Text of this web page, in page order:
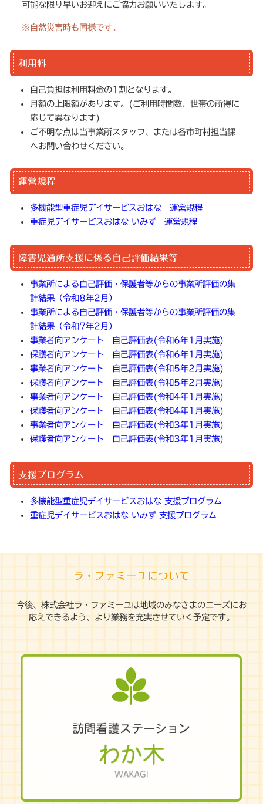
可能な限り早いお迎えにご協力お願いいたします。
※自然災害時も同様です。
利用料
自己負担は利用料金の1割となります。
月額の上限額があります。(ご利用時間数、世帯の所得に
応じて異なります)
ご不明な点は当事業所スタッフ、または各市町村担当課
へお問い合わせください。
運営規程
多機能型重症児デイサービスおはな 運営規程
重症児デイサービスおはな いみず 運営規程
障害児通所支援に係る自己評価結果等
事業所による自己評価・保護者等からの事業所評価の集
計結果（令和8年2月）
事業所による自己評価・保護者等からの事業所評価の集
計結果（令和7年2月）
事業者向アンケート 自己評価表(令和6年1月実施)
保護者向アンケート 自己評価表(令和6年1月実施)
事業者向アンケート 自己評価表(令和5年2月実施)
保護者向アンケート 自己評価表(令和5年2月実施)
事業者向アンケート 自己評価表(令和4年1月実施)
保護者向アンケート 自己評価表(令和4年1月実施)
事業者向アンケート 自己評価表(令和3年1月実施)
保護者向アンケート 自己評価表(令和3年1月実施)
支援プログラム
多機能型重症児デイサービスおはな 支援プログラム
重症児デイサービスおはな いみず 支援プログラム
ラ・ファミーユについて
今後、株式会社ラ・ファミーユは地域のみなさまのニーズにお
応えできるよう、より業務を充実させていく予定です。